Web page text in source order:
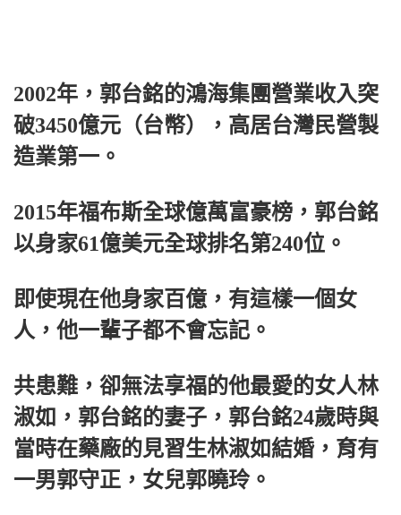
2002年，郭台銘的鴻海集團營業收入突
破3450億元（台幣），高居台灣民營製
造業第一。
2015年福布斯全球億萬富豪榜，郭台銘
以身家61億美元全球排名第240位。
即使現在他身家百億，有這樣一個女
人，他一輩子都不會忘記。
共患難，卻無法享福的他最愛的女人林
淑如，郭台銘的妻子，郭台銘24歲時與
當時在藥廠的見習生林淑如結婚，育有
一男郭守正，女兒郭曉玲。